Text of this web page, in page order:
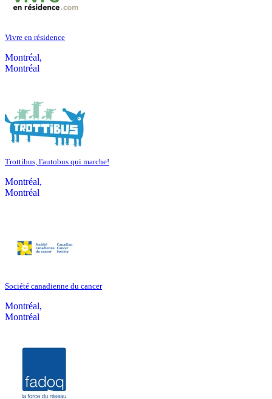
Vivre en résidence
Montréal,
Montréal
Trottibus, l'autobus qui marche!
Montréal,
Montréal
Société canadienne du cancer
Montréal,
Montréal